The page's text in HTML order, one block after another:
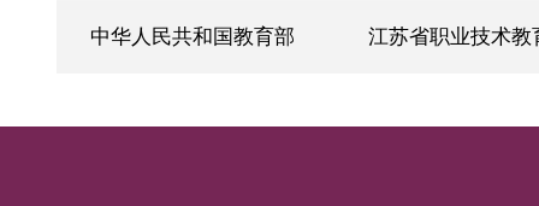
友情链接
中华人民共和国教育部 江苏省职业技